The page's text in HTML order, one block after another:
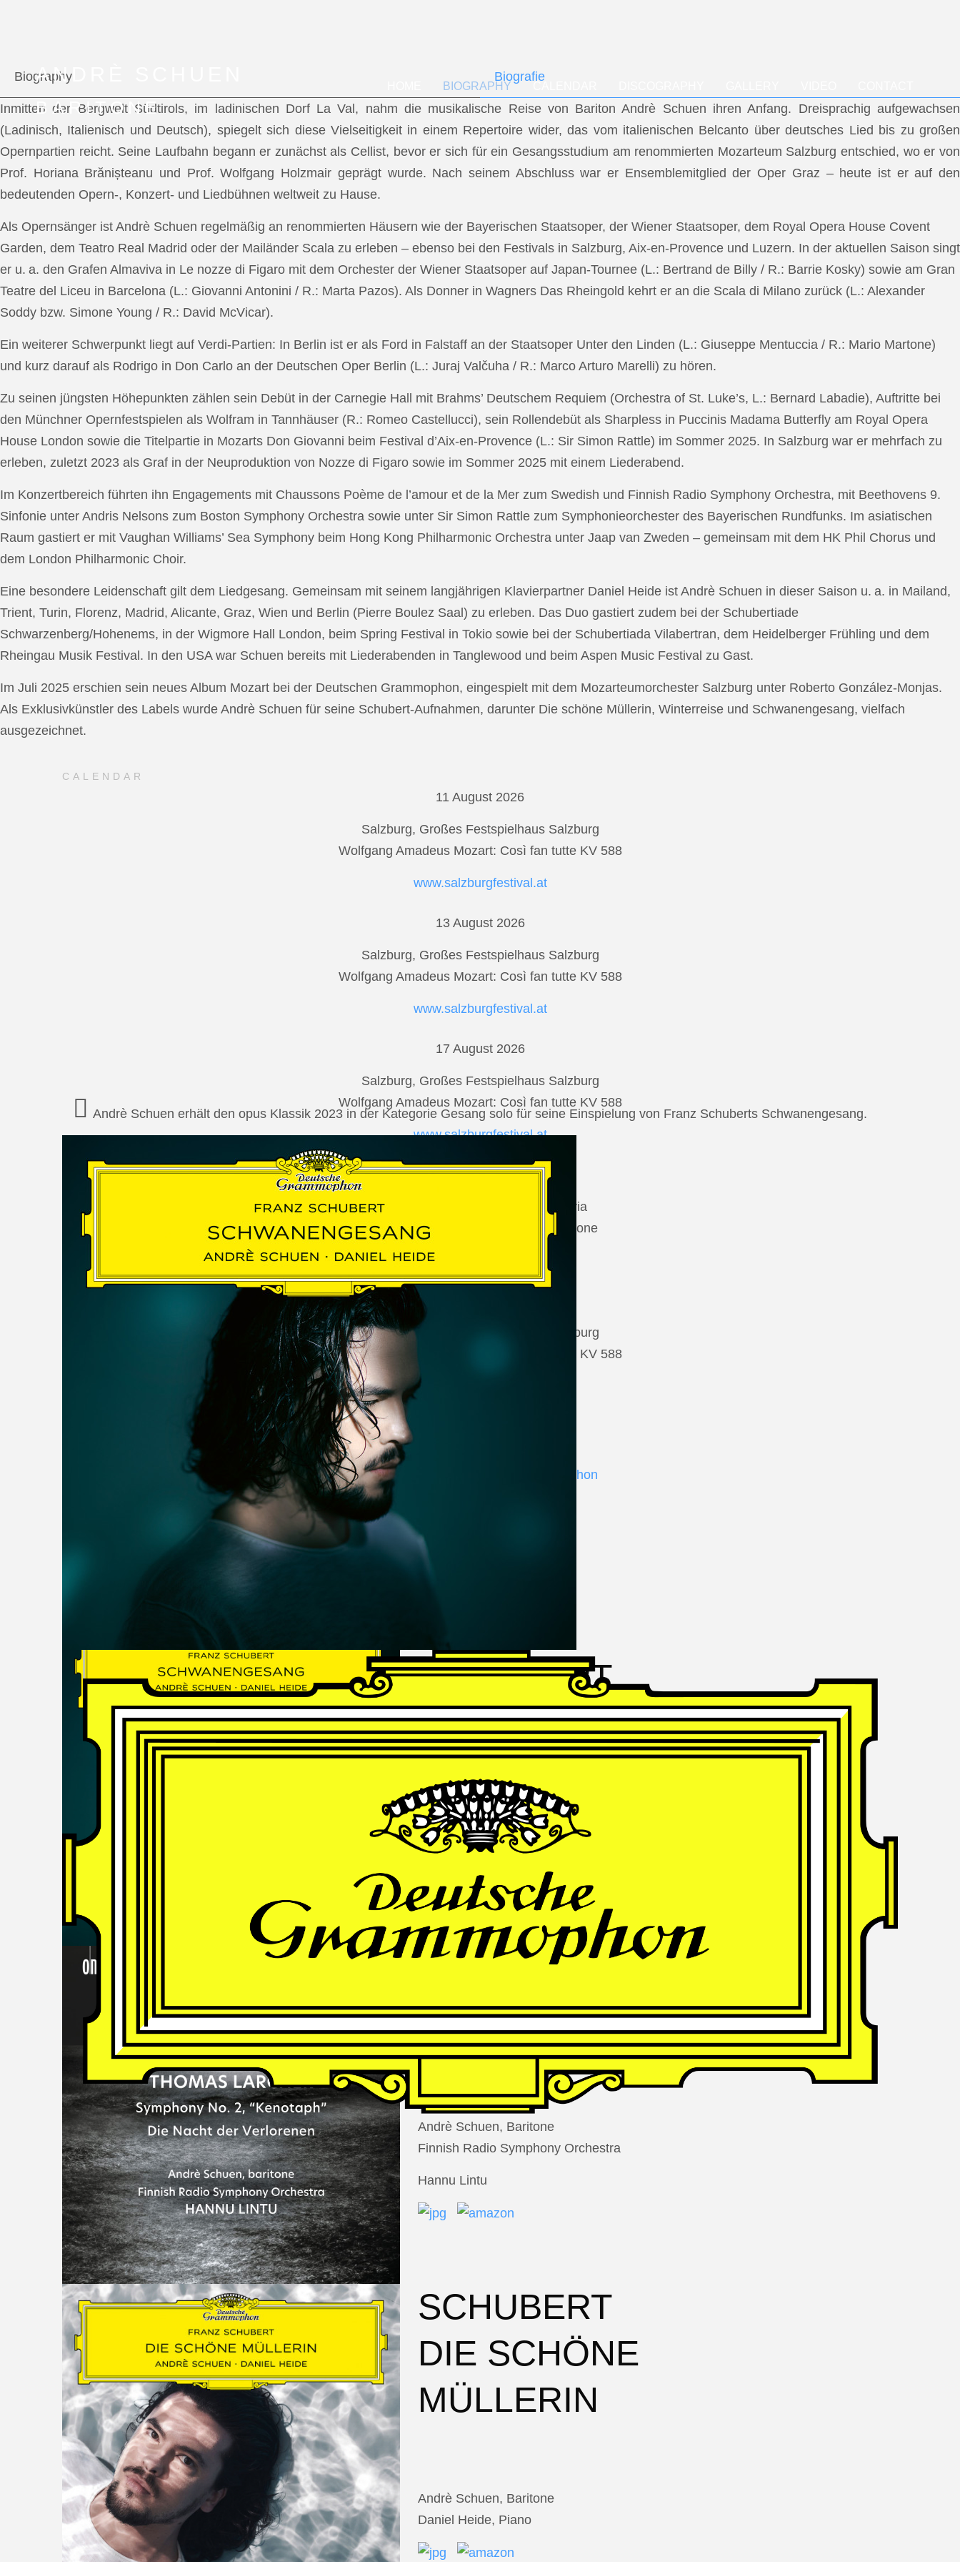
ANDRÈ SCHUEN
BARITONE
BIOGRAPHY
Biography Biografie
Inmitten der Bergwelt Südtirols, im ladinischen Dorf La Val, nahm die musikalische Reise von Bariton Andrè Schuen ihren Anfang. Dreisprachig aufgewachsen
(Ladinisch, Italienisch und Deutsch), spiegelt sich diese Vielseitigkeit in einem Repertoire wider, das vom italienischen Belcanto über deutsches Lied bis zu großen
Opernpartien reicht. Seine Laufbahn begann er zunächst als Cellist, bevor er sich für ein Gesangsstudium am renommierten Mozarteum Salzburg entschied, wo er von
Prof. Horiana Brănișteanu und Prof. Wolfgang Holzmair geprägt wurde. Nach seinem Abschluss war er Ensemblemitglied der Oper Graz – heute ist er auf den
bedeutenden Opern-, Konzert- und Liedbühnen weltweit zu Hause.
Als Opernsänger ist Andrè Schuen regelmäßig an renommierten Häusern wie der Bayerischen Staatsoper, der Wiener Staatsoper, dem Royal Opera House Covent
Garden, dem Teatro Real Madrid oder der Mailänder Scala zu erleben – ebenso bei den Festivals in Salzburg, Aix-en-Provence und Luzern. In der aktuellen Saison singt
er u. a. den Grafen Almaviva in Le nozze di Figaro mit dem Orchester der Wiener Staatsoper auf Japan-Tournee (L.: Bertrand de Billy / R.: Barrie Kosky) sowie am Gran
Teatre del Liceu in Barcelona (L.: Giovanni Antonini / R.: Marta Pazos). Als Donner in Wagners Das Rheingold kehrt er an die Scala di Milano zurück (L.: Alexander
Soddy bzw. Simone Young / R.: David McVicar).
Ein weiterer Schwerpunkt liegt auf Verdi-Partien: In Berlin ist er als Ford in Falstaff an der Staatsoper Unter den Linden (L.: Giuseppe Mentuccia / R.: Mario Martone)
und kurz darauf als Rodrigo in Don Carlo an der Deutschen Oper Berlin (L.: Juraj Valčuha / R.: Marco Arturo Marelli) zu hören.
Zu seinen jüngsten Höhepunkten zählen sein Debüt in der Carnegie Hall mit Brahms’ Deutschem Requiem (Orchestra of St. Luke’s, L.: Bernard Labadie), Auftritte bei
den Münchner Opernfestspielen als Wolfram in Tannhäuser (R.: Romeo Castellucci), sein Rollendebüt als Sharpless in Puccinis Madama Butterfly am Royal Opera
House London sowie die Titelpartie in Mozarts Don Giovanni beim Festival d’Aix-en-Provence (L.: Sir Simon Rattle) im Sommer 2025. In Salzburg war er mehrfach zu
erleben, zuletzt 2023 als Graf in der Neuproduktion von Nozze di Figaro sowie im Sommer 2025 mit einem Liederabend.
Im Konzertbereich führten ihn Engagements mit Chaussons Poème de l’amour et de la Mer zum Swedish und Finnish Radio Symphony Orchestra, mit Beethovens 9.
Sinfonie unter Andris Nelsons zum Boston Symphony Orchestra sowie unter Sir Simon Rattle zum Symphonieorchester des Bayerischen Rundfunks. Im asiatischen
Raum gastiert er mit Vaughan Williams’ Sea Symphony beim Hong Kong Philharmonic Orchestra unter Jaap van Zweden – gemeinsam mit dem HK Phil Chorus und
dem London Philharmonic Choir.
Eine besondere Leidenschaft gilt dem Liedgesang. Gemeinsam mit seinem langjährigen Klavierpartner Daniel Heide ist Andrè Schuen in dieser Saison u. a. in Mailand,
Trient, Turin, Florenz, Madrid, Alicante, Graz, Wien und Berlin (Pierre Boulez Saal) zu erleben. Das Duo gastiert zudem bei der Schubertiade
Schwarzenberg/Hohenems, in der Wigmore Hall London, beim Spring Festival in Tokio sowie bei der Schubertiada Vilabertran, dem Heidelberger Frühling und dem
Rheingau Musik Festival. In den USA war Schuen bereits mit Liederabenden in Tanglewood und beim Aspen Music Festival zu Gast.
Im Juli 2025 erschien sein neues Album Mozart bei der Deutschen Grammophon, eingespielt mit dem Mozarteumorchester Salzburg unter Roberto González-Monjas.
Als Exklusivkünstler des Labels wurde Andrè Schuen für seine Schubert-Aufnahmen, darunter Die schöne Müllerin, Winterreise und Schwanengesang, vielfach
ausgezeichnet.
CALENDAR
11 August 2026
Salzburg, Großes Festspielhaus Salzburg
Wolfgang Amadeus Mozart: Così fan tutte KV 588
www.salzburgfestival.at
13 August 2026
Salzburg, Großes Festspielhaus Salzburg
Wolfgang Amadeus Mozart: Così fan tutte KV 588
www.salzburgfestival.at
17 August 2026
Salzburg, Großes Festspielhaus Salzburg
Wolfgang Amadeus Mozart: Così fan tutte KV 588
www.salzburgfestival.at
20 August 2026
Vilabertran, Canònica de Santa Maria
Johannes Brahms: Die schöne Magelone
www.schubertiada.cat
Salzburg, Großes Festspielhaus Salzburg
Wolfgang Amadeus Mozart: Così fan tutte KV 588
www.salzburgfestival.at
Andrè Schuen at Deutsche Grammophon
SCHUBERT
Schwanengesang
Andrè Schuen, Baritone
Daniel Heide, Piano
THOMAS
LARCHER
Die Nacht der Verlorenen
Andrè Schuen, Baritone
Finnish Radio Symphony Orchestra
Hannu Lintu
SCHUBERT
DIE SCHÖNE
MÜLLERIN
Andrè Schuen, Baritone
Daniel Heide, Piano
Andrè Schuen erhält den opus Klassik 2023 in der Kategorie Gesang solo für seine Einspielung von Franz Schuberts Schwanengesang.